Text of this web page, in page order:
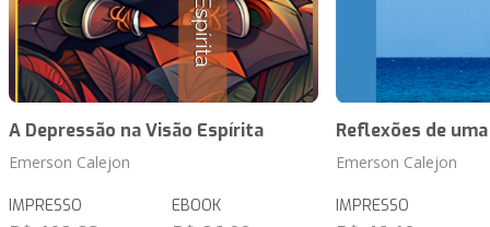
A Depressão na Visão Espírita
Emerson Calejon
IMPRESSO EBOOK
Reflexões de
Emerson Calejon
IMPRESSO